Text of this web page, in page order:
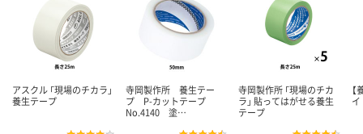
アスクル 「現場のチカラ」
養生テープ
寺岡製作所 養生テー
プ P-カットテープ
No.4140 塗…
寺岡製作所 「現場のチカ
ラ」 貼ってはがせる養生
テープ